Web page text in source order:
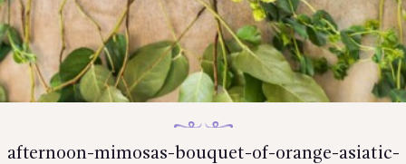
afternoon-mimosas-bouquet-of-orange-asiatic-